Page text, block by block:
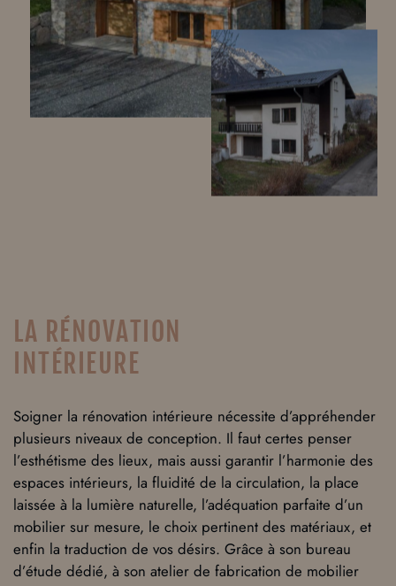
LA RÉNOVATION
INTÉRIEURE
Soigner la rénovation intérieure nécessite d’appréhender
plusieurs niveaux de conception. Il faut certes penser
l’esthétisme des lieux, mais aussi garantir l’harmonie des
espaces intérieurs, la fluidité de la circulation, la place
laissée à la lumière naturelle, l’adéquation parfaite d’un
mobilier sur mesure, le choix pertinent des matériaux, et
enfin la traduction de vos désirs. Grâce à son bureau
d’étude dédié, à son atelier de fabrication de mobilier